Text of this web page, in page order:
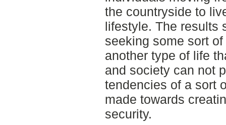
the countryside to
lifestyle. The results
seeking some sort
another type of life
and society can not
tendencies of a sort
made towards
security.